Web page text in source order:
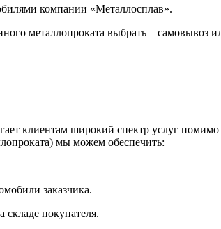
компании «Металлосплав».
металлопроката выбрать – самовывоз
клиентам широкий спектр услуг
мы можем обеспечить:
заказчика.
покупателя.